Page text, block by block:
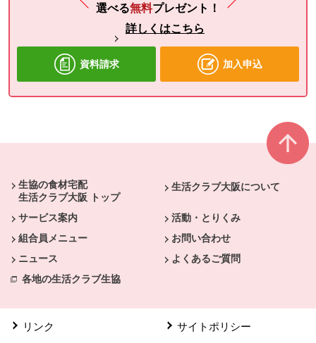
選べる無料プレゼント！
詳しくはこちら
資料請求 加入申込
生協の食材宅配
生活クラブ大阪 トップ
生活クラブ大阪について
サービス案内
活動・とりくみ
組合員メニュー
お問い合わせ
ニュース
よくあるご質問
各地の生活クラブ生協
リンク サイトポリシー